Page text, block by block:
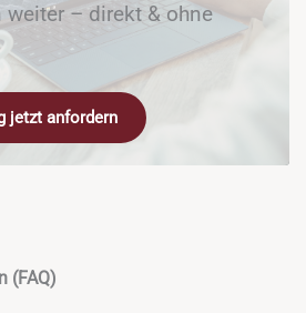
weiter – direkt & ohne
jetzt anfordern
(FAQ)